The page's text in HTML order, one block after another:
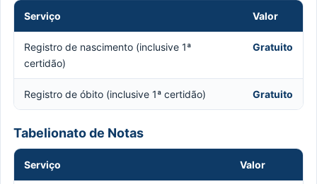
Serviço Valor
Registro de nascimento (inclusive 1ª
certidão)
Gratuito
Registro de óbito (inclusive 1ª certidão) Gratuito
Tabelionato de Notas
Serviço Valor